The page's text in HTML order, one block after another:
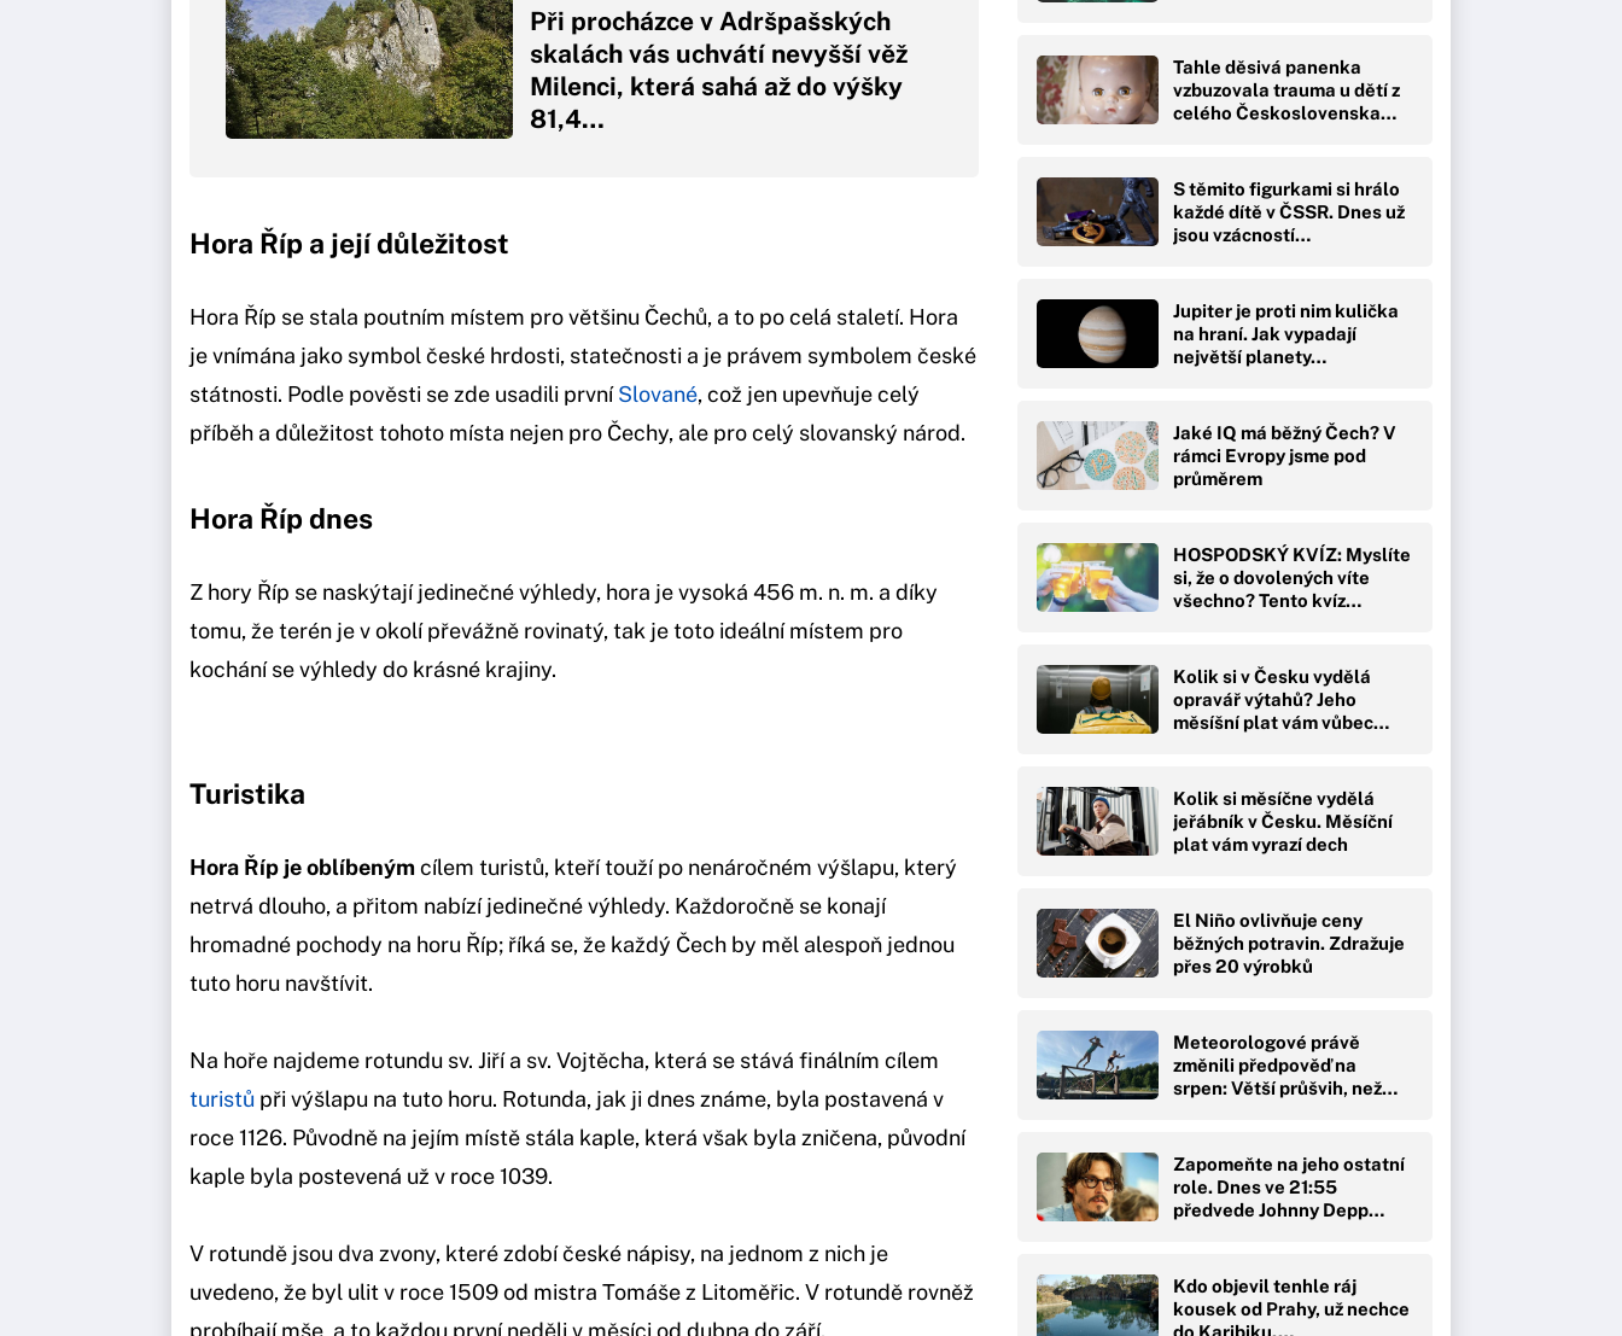
Při procházce v Adršpašských
skalách vás uchvátí nevyšší věž
Milenci, která sahá až do výšky
81,4…
Hora Říp a její důležitost
Hora Říp se stala poutním místem pro většinu Čechů, a to po celá staletí. Hora
je vnímána jako symbol české hrdosti, statečnosti a je právem symbolem české
státnosti. Podle pověsti se zde usadili prvníSlované, což jen upevňuje celý
příběh a důležitost tohoto místa nejen pro Čechy, ale pro celý slovanský národ.
Hora Říp dnes
Z hory Říp se naskýtají jedinečné výhledy, hora je vysoká 456 m. n. m. a díky
tomu, že terén je v okolí převážně rovinatý, tak je toto ideální místem pro
kochání se výhledy do krásné krajiny.
Turistika
Hora Říp je oblíbenýmcílem turistů, kteří touží po nenáročném výšlapu, který
netrvá dlouho, a přitom nabízí jedinečné výhledy. Každoročně se konají
hromadné pochody na horu Říp; říká se, že každý Čech by měl alespoň jednou
tuto horu navštívit.
Na hoře najdeme rotundu sv. Jiří a sv. Vojtěcha, která se stává finálním cílem
turistů při výšlapu na tuto horu. Rotunda, jak ji dnes známe, byla postavená v
roce 1126. Původně na jejím místě stála kaple, která však byla zničena, původní
kaple byla postevená už v roce 1039.
V rotundě jsou dva zvony, které zdobí české nápisy, na jednom z nich je
uvedeno, že byl ulit v roce 1509 od mistra Tomáše z Litoměřic. V rotundě rovněž
Tahle děsivá panenka
vzbuzovala trauma u dětí z
celého Československa…
S těmito figurkami si hrálo
každé dítě v ČSSR. Dnes už
jsou vzácností…
Jupiter je proti nim kulička
na hraní. Jak vypadají
největší planety…
Jaké IQ má běžný Čech? V
rámci Evropy jsme pod
průměrem
HOSPODSKÝ KVÍZ: Myslíte
si, že o dovolených víte
všechno? Tento kvíz…
Kolik si v Česku vydělá
opravář výtahů? Jeho
měsíšní plat vám vůbec…
Kolik si měsíčne vydělá
jeřábník v Česku. Měsíční
plat vám vyrazí dech
El Niño ovlivňuje ceny
běžných potravin. Zdražuje
přes 20 výrobků
Meteorologové právě
změnili předpověď na
srpen: Větší průšvih, než…
Zapomeňte na jeho ostatní
role. Dnes ve 21:55
předvede Johnny Depp…
Kdo objevil tenhle ráj
kousek od Prahy, už nechce
do Karibiku.…